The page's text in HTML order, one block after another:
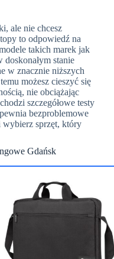
ale nie chcesz
to odpowiedź na
takich marek jak
stanie
w znacznie niższych
możesz cieszyć się
nie obciążając
szczegółowe testy
bezproblemowe
wybierz sprzęt, który
Gdańsk